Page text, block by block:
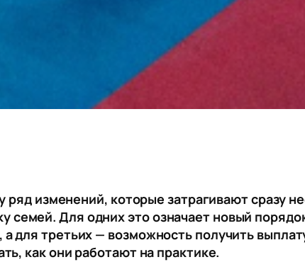
ряд изменений, которые затрагивают сразу
Для одних это означает новый
для третьих — возможность получить
как они работают на практике.